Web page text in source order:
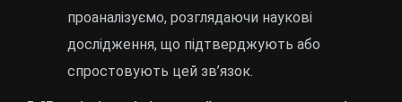
проаналізуємо, розглядаючи наукові
дослідження, що підтверджують або
спростовують цей зв’язок.